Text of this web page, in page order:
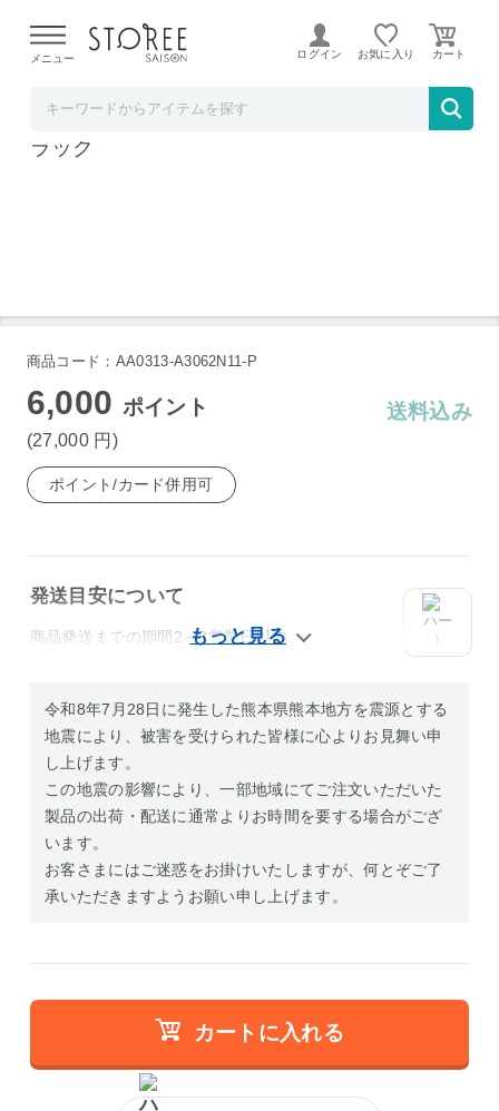
よる配送遅延が発生しております。
メニュー ログイン お気に入り
Soundcore Space One Pro ミッドナイトブ
ラック
商品コード：AA0313-A3062N11-P
6,000 ポイント
(27,000 円 )
送料込み
ポイント/カード併用可
発送目安について
商品発送までの期間2～3営業日以内
令和8年7月28日に発生した熊本県熊本地方を震源とする
地震により、被害を受けられた皆様に心よりお見舞い申
し上げます。
この地震の影響により、一部地域にてご注文いただいた
製品の出荷・配送に通常よりお時間を要する場合がござ
います。
お客さまにはご迷惑をお掛けいたしますが、何とぞご了
承いただきますようお願い申し上げます。
カートに入れる